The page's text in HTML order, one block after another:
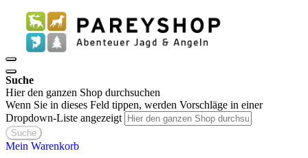
Suche
Hier den ganzen Shop durchsuchen
Wenn Sie in dieses Feld tippen, werden Vorschläge in einer
Dropdown-Liste angezeigt
Suche
Mein Warenkorb